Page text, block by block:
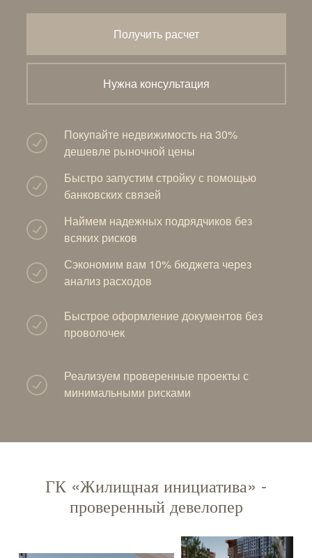
Нужна консультация
Получить расчет
Реализуем проверенные проекты с
минимальными рисками
Быстрое оформление документов без
проволочек
Сэкономим вам 10% бюджета через
анализ расходов
Покупайте недвижимость на 30%
дешевле рыночной цены
Наймем надежных подрядчиков без
всяких рисков
Быстро запустим стройку с помощью
банковских связей
ГК «Жилищная инициатива» -
проверенный девелопер